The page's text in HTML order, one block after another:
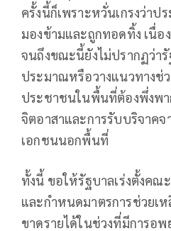
ครั้งนี้ก็เพราะหวั่นเกรงว่า
มองข้ามและถูกทอดทิ้ง เนื่อ
จนถึงขณะนี้ยังไม่ปรากฏว่า
ประมาณหรือวางแนวทางช่
ประชาชนในพื้นที่ต้องพึ่งพา
จิตอาสาและการรับบริจาค
เอกชนนอกพื้นที่
ทั้งนี้ ขอให้รัฐบาลเร่งตั้งคณ
และกำหนดมาตรการช่วยเ
ขาดรายได้ในช่วงที่มีการอ